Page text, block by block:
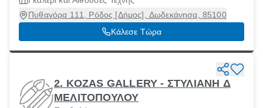
Πυθαγόρα 111, Ρόδος [Δήμος], Δωδεκάνησα, 85100
Κάλεσε Τώρα
2. KOZAS GALLERY - ΣΤΥΛΙΑΝΗ Δ
ΜΕΛΙΤΟΠΟΥΛΟΥ